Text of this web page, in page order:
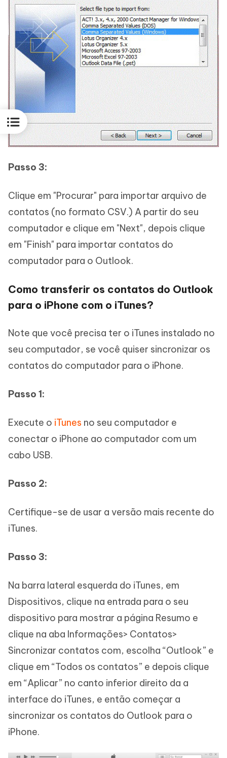
Passo 3:
Clique em "Procurar" para importar arquivo de
contatos (no formato CSV.) A partir do seu
computador e clique em "Next", depois clique
em "Finish" para importar contatos do
computador para o Outlook.
Como transferir os contatos do Outlook
para o iPhone com o iTunes?
Note que você precisa ter o iTunes instalado no
seu computador, se você quiser sincronizar os
contatos do computador para o iPhone.
Passo 1:
Execute o iTunes no seu computador e
conectar o iPhone ao computador com um
cabo USB.
Passo 2:
Certifique-se de usar a versão mais recente do
iTunes.
Passo 3:
Na barra lateral esquerda do iTunes, em
Dispositivos, clique na entrada para o seu
dispositivo para mostrar a página Resumo e
clique na aba Informações> Contatos>
Sincronizar contatos com, escolha “Outlook” e
clique em “Todos os contatos” e depois clique
em “Aplicar” no canto inferior direito da a
interface do iTunes, e então começar a
sincronizar os contatos do Outlook para o
iPhone.